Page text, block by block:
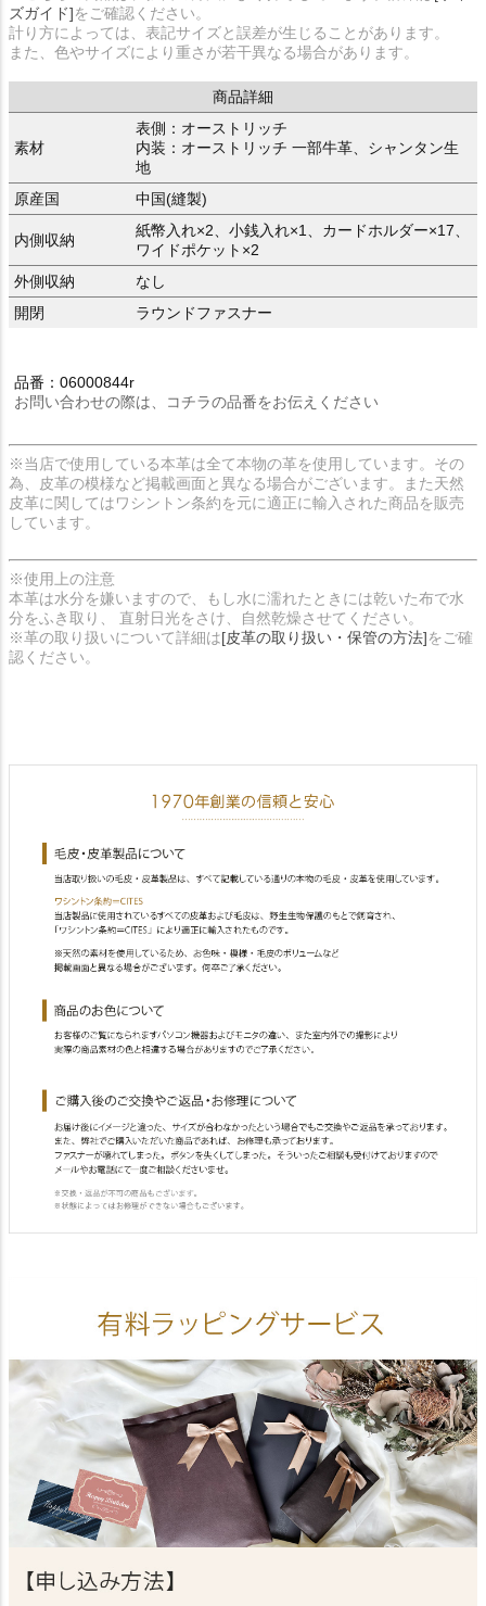
ズガイド]をご確認ください。
計り方によっては、表記サイズと誤差が生じることがあります。
また、色やサイズにより重さが若干異なる場合があります。
商品詳細
素材
表側：オーストリッチ
内装：オーストリッチ 一部牛革、シャンタン生
地
原産国
中国(縫製)
内側収納
紙幣入れ×2、小銭入れ×1、カードホルダー×17、
ワイドポケット×2
外側収納
なし
開閉
ラウンドファスナー
品番：06000844r
お問い合わせの際は、コチラの品番をお伝えください
※当店で使用している本革は全て本物の革を使用しています。その
為、皮革の模様など掲載画面と異なる場合がございます。また天然
皮革に関してはワシントン条約を元に適正に輸入された商品を販売
しています。
※使用上の注意
本革は水分を嫌いますので、もし水に濡れたときには乾いた布で水
分をふき取り、 直射日光をさけ、自然乾燥させてください。
※革の取り扱いについて詳細は[皮革の取り扱い・保管の方法]をご確
認ください。